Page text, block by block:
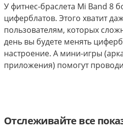
У фитнес-браслета Mi Band 8
циферблатов. Этого хватит
пользователям, которых
день вы будете менять
настроение. А мини-игры
приложения) помогут
Отслеживайте все